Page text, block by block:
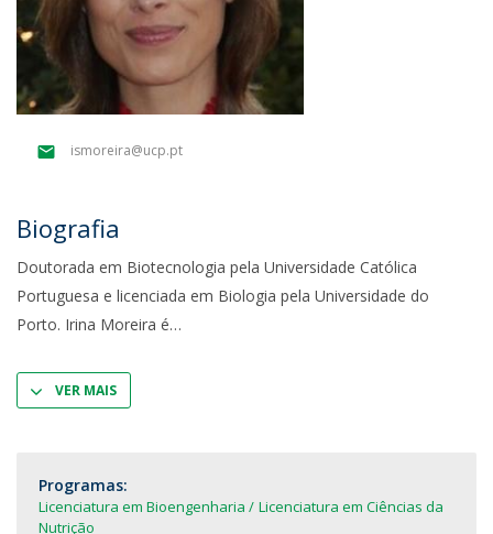
ismoreira@ucp.pt
Biografia
Doutorada em Biotecnologia pela Universidade Católica
Portuguesa e licenciada em Biologia pela Universidade do
Porto. Irina Moreira é
VER MAIS
Programas:
Licenciatura em Bioengenharia
Licenciatura em Ciências da
Nutrição